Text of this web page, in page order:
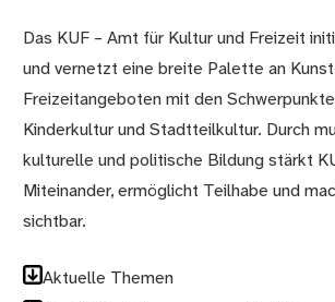
Das KUF – Amt für Kultur und Freizeit
und vernetzt eine breite Palette an
Freizeitangeboten mit den
Kinderkultur und Stadtteilkultur. Durch
kulturelle und politische Bildung stärkt
Miteinander, ermöglicht Teilhabe und
sichtbar.
Aktuelle Themen